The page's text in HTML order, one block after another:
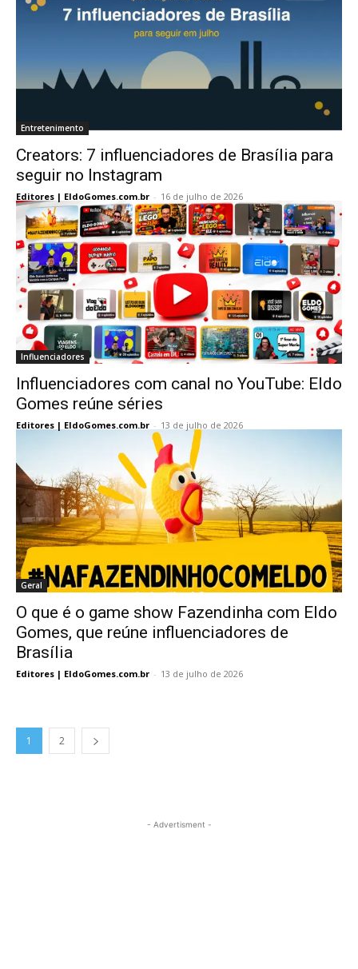
Entretenimento
Creators: 7 influenciadores de Brasília para
seguir no Instagram
Editores | EldoGomes.com.br - 16 de julho de 2026
Influenciadores
Influenciadores com canal no YouTube: Eldo
Gomes reúne séries
Editores | EldoGomes.com.br - 13 de julho de 2026
Geral
O que é o game show Fazendinha com Eldo
Gomes, que reúne influenciadores de
Brasília
Editores | EldoGomes.com.br - 13 de julho de 2026
1 2
- Advertisment -